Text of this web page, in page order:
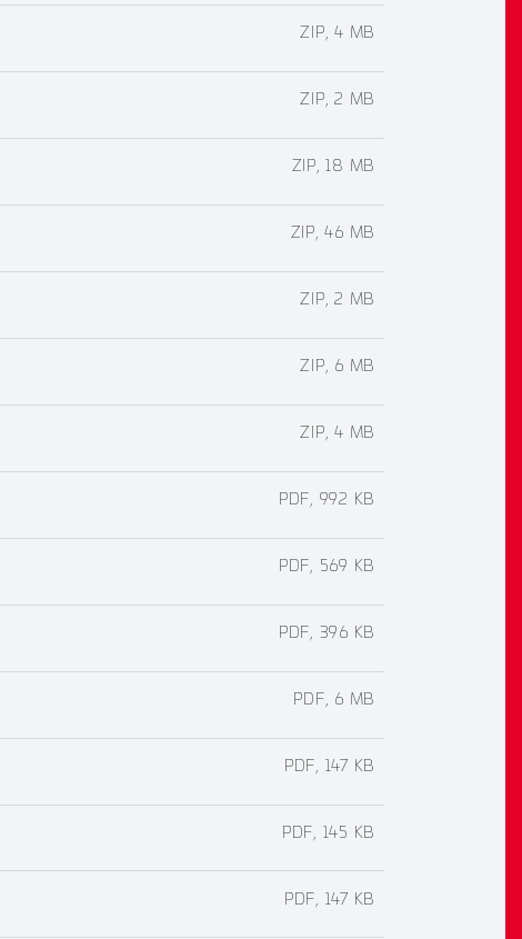
ZIP, 4 MB
ZIP, 2 MB
ZIP, 18 MB
ZIP, 46 MB
ZIP, 2 MB
ZIP, 6 MB
ZIP, 4 MB
PDF, 992 KB
PDF, 569 KB
PDF, 396 KB
PDF, 6 MB
PDF, 147 KB
PDF, 145 KB
PDF, 147 KB